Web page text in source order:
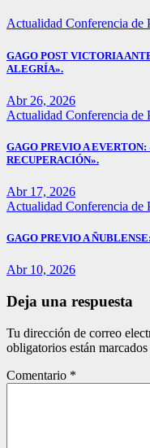
Actualidad Conferencia de
GAGO POST VICTORIA
ALEGRÍA».
Abr 26, 2026
Actualidad Conferencia de
GAGO PREVIO A EVERTON:
RECUPERACIÓN».
Abr 17, 2026
Actualidad Conferencia de
GAGO PREVIO A
Abr 10, 2026
Deja una respuesta
Tu dirección de correo
obligatorios están marcados
Comentario *